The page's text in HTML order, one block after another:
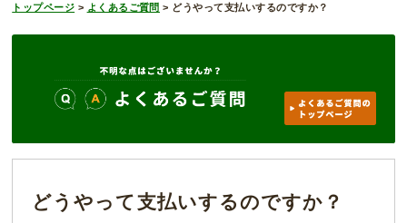
トップページ > よくあるご質問 > どうやって支払いするのですか？
どうやって支払いするのですか？